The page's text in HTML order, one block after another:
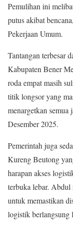
Pemulihan ini
putus akibat
Pekerjaan Umum.
Tantangan terbesar
Kabupaten Bener
roda empat masih
titik longsor yang
menargetkan
Desember 2025.
Pemerintah juga
Kureng Beutong
harapan akses
terbuka lebar. Abdul
untuk memastikan
logistik berlangsung